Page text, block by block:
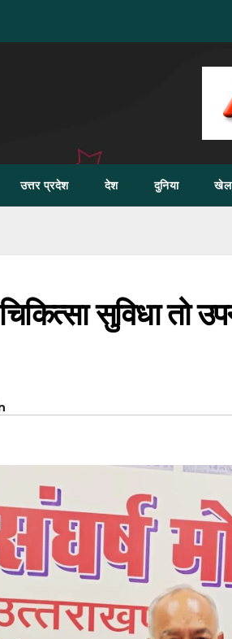
उत्तर प्रदेश देश दुनिया खेल
सुविधा तो